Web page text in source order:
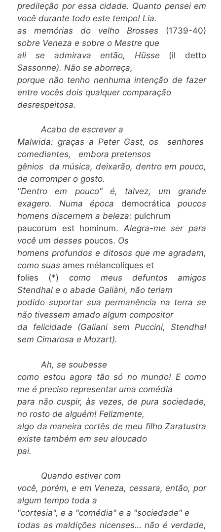
predileção por essa cidade. Quanto pensei em
você durante todo este tempo! Lia.
as memórias do velho Brosses (1739-40)
sobre Veneza e sobre o Mestre que
ali se admirava então, Hüsse (il detto
Sassonne). Não se aborreça,
porque não tenho nenhuma intenção de fazer
entre vocês dois qualquer comparação
desrespeitosa.
Acabo de escrever a
Malwida: graças a Peter Gast, os senhores
comediantes, embora pretensos
gênios da música, deixarão, dentro em pouco,
de corromper o gosto.
"Dentro em pouco" é, talvez, um grande
exagero. Numa época democráticapoucos
homens discernem a beleza: pulchrum
paucorum est hominum. Alegra-me ser para
você um desses poucos. Os
homens profundos e ditosos que me agradam,
como suas ames mélancoliques et
folies (*) como meus defuntos amigos
Stendhal e o abade Galiàni, não teriam
podido suportar sua permanência na terra se
não tivessem amado algum compositor
da felicidade (Galiani sem Puccini, Stendhal
sem Cimarosa e Mozart).
Ah, se soubesse
como estou agora tão só no mundo! E como
me é preciso representar uma comédia
para não cuspir, às vezes, de pura sociedade,
no rosto de alguém! Felizmente,
algo da maneira cortês de meu filho Zaratustra
existe também em seu aloucado
pai.
Quando estiver com
você, porém, e em Veneza, cessara, então, por
algum tempo toda a
"cortesia", e a "comédia" e a "sociedade" e
todas as maldições nicenses… não é verdade,